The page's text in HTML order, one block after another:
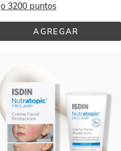
o 3200 puntos
AGREGAR
LOCIÓN